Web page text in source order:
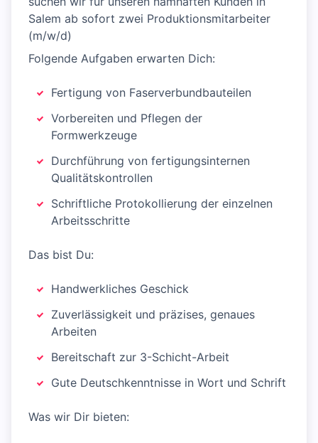
Salem ab sofort zwei Produktionsmitarbeiter
(m/w/d)
Folgende Aufgaben erwarten Dich:
Fertigung von Faserverbundbauteilen
Vorbereiten und Pflegen der
Formwerkzeuge
Durchführung von fertigungsinternen
Qualitätskontrollen
Schriftliche Protokollierung der einzelnen
Arbeitsschritte
Das bist Du:
Handwerkliches Geschick
Zuverlässigkeit und präzises, genaues
Arbeiten
Bereitschaft zur 3-Schicht-Arbeit
Gute Deutschkenntnisse in Wort und Schrift
Was wir Dir bieten: